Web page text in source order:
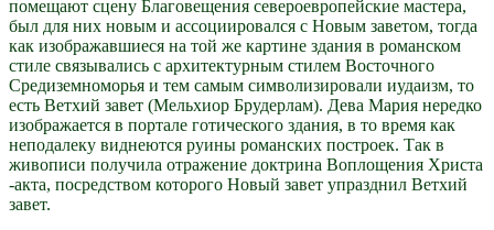
помещают сцену Благовещения североевропейские мастера,
был для них новым и ассоциировался с Новым заветом, тогда
как изображавшиеся на той же картине здания в романском
стиле связывались с архитектурным стилем Восточного
Средиземноморья и тем самым символизировали иудаизм, то
есть Ветхий завет (Мельхиор Брудерлам). Дева Мария нередко
изображается в портале готического здания, в то время как
неподалеку виднеются руины романских построек. Так в
живописи получила отражение доктрина Воплощения Христа
-акта, посредством которого Новый завет упразднил Ветхий
завет.